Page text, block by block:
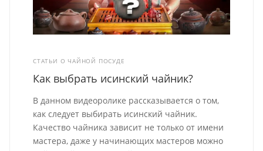
СТАТЬИ О ЧАЙНОЙ ПОСУДЕ
Как выбрать исинский чайник?
В данном видеоролике рассказывается о том,
как следует выбирать исинский чайник.
Качество чайника зависит не только от имени
мастера, даже у начинающих мастеров можно